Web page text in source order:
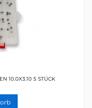
10.0X3.10 5 STÜCK